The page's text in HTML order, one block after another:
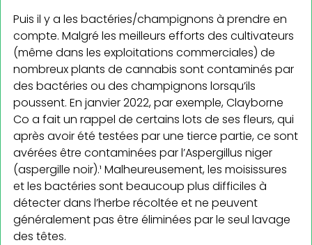
Puis il y a les bactéries/champignons à prendre en
compte. Malgré les meilleurs efforts des cultivateurs
(même dans les exploitations commerciales) de
nombreux plants de cannabis sont contaminés par
des bactéries ou des champignons lorsqu’ils
poussent. En janvier 2022, par exemple, Clayborne
Co a fait un rappel de certains lots de ses fleurs, qui
après avoir été testées par une tierce partie, ce sont
avérées être contaminées par l’Aspergillus niger
(aspergille noir).¹ Malheureusement, les moisissures
et les bactéries sont beaucoup plus difficiles à
détecter dans l’herbe récoltée et ne peuvent
généralement pas être éliminées par le seul lavage
des têtes.